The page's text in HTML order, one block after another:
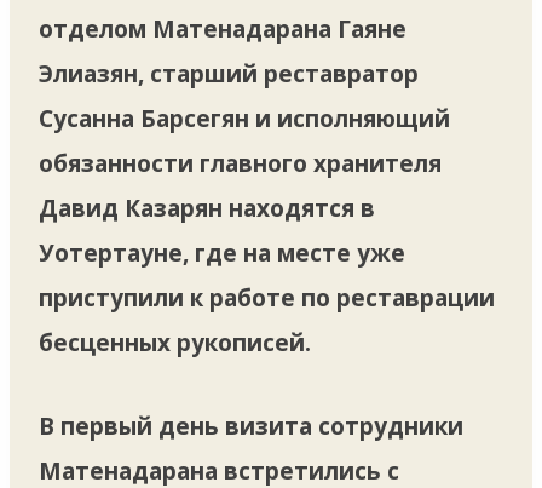
отделом Матенадарана Гаяне
Элиазян, старший реставратор
Сусанна Барсегян и исполняющий
обязанности главного хранителя
Давид Казарян находятся в
Уотертауне, где на месте уже
приступили к работе по реставрации
бесценных рукописей.
В первый день визита сотрудники
Матенадарана встретились с